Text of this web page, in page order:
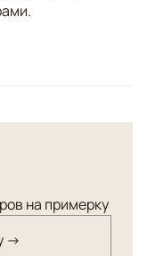
на примерку
→